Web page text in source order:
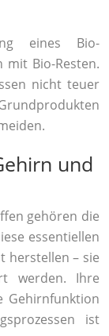
eines Bio-
mit Bio-Resten.
nicht teuer
und
gehören die
essentiellen
herstellen – sie
werden. Ihre
Gehirnfunktion
ist